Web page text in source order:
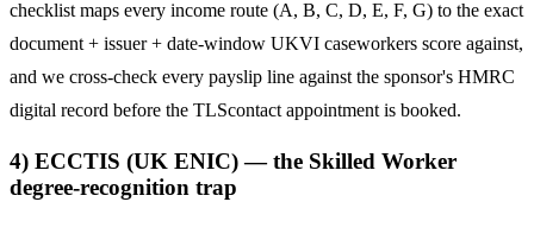
checklist maps every income route (A, B, C, D, E, F, G) to the exact
document + issuer + date-window UKVI caseworkers score against,
and we cross-check every payslip line against the sponsor's HMRC
digital record before the TLScontact appointment is booked.
4) ECCTIS (UK ENIC) — the Skilled Worker
degree-recognition trap